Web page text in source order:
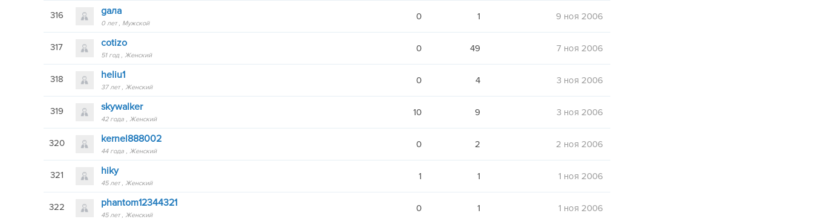
316 gaлa
0 лет Мужской
0 1 9 ноя 2006
317 cotizo
51 год Женский
0 49 7 ноя 2006
318 heliu1
37 лет Женский
0 4 3 ноя 2006
319 skywalker
42 года Женский
10 9 3 ноя 2006
320 kernel888002
44 года Женский
0 2 2 ноя 2006
321 hiky
45 лет Женский
1 1 1 ноя 2006
322 phantom12344321
45 лет Женский
0 1 1 ноя 2006